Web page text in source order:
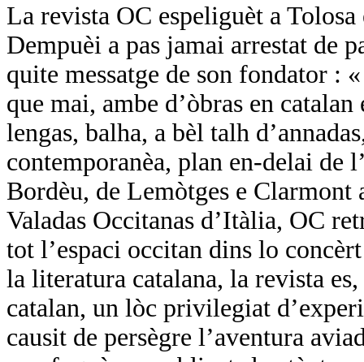
La revista OC espeliguèt a
Dempuèi a pas jamai arrestat de
quite messatge de son fondator :
que mai, ambe d’òbras en
lengas, balha, a bèl talh
contemporanèa, plan en-delai de
Bordèu, de Lemòtges e Clarmont
Valadas Occitanas d’Itàlia, OC
tot l’espaci occitan dins lo
la literatura catalana, la revista
catalan, un lòc privilegiat
causit de persègre l’aventura